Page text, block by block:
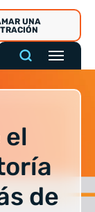
UNA
el
de